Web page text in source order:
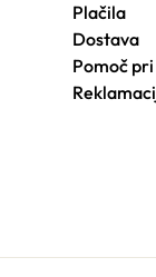
Plačila
Dostava
Pomoč